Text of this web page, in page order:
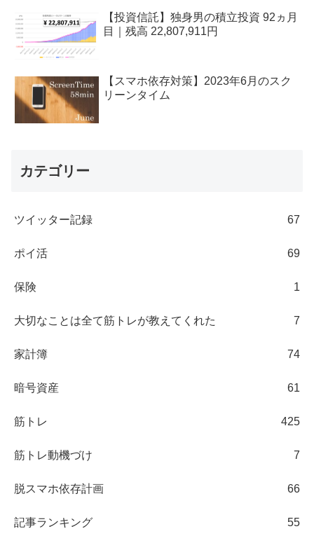
【投資信託】独身男の積立投資 92ヵ月
目｜残高 22,807,911円
【スマホ依存対策】2023年6月のスク
リーンタイム
カテゴリー
ツイッター記録 67
ポイ活 69
保険 1
大切なことは全て筋トレが教えてくれた 7
家計簿 74
暗号資産 61
筋トレ 425
筋トレ動機づけ 7
脱スマホ依存計画 66
記事ランキング 55